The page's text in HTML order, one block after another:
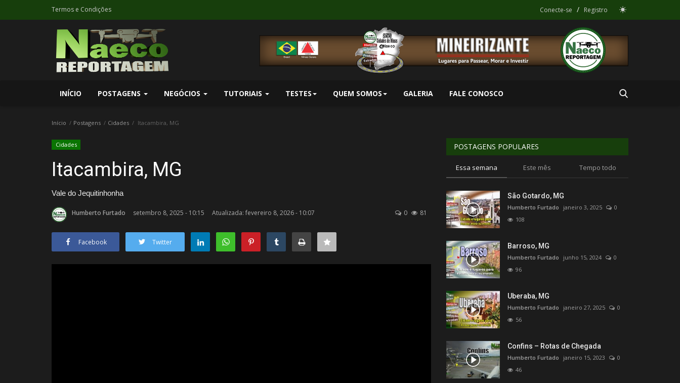
Termos e Condições Conecte-se / Registro
INÍCIO POSTAGENS NEGÓCIOS TUTORIAIS TESTES QUEM SOMOS GALERIA FALE CONOSCO
Início Postagens Cidades Itacambira, MG
Cidades
Itacambira, MG
Vale do Jequitinhonha
Humberto Furtado setembro 8, 2025 - 10:15 Atualizada: fevereiro 8, 2026 - 10:07 0 81
Facebook Twitter
POSTAGENS POPULARES
Essa semana Este mês Tempo todo
São Gotardo, MG
Humberto Furtado janeiro 3, 2025
0
108
Barroso, MG
Humberto Furtado junho 15, 2024
0
96
Uberaba, MG
Humberto Furtado janeiro 27, 2025
0
56
Confins – Rotas de Chegada
Humberto Furtado janeiro 15, 2023
0
46